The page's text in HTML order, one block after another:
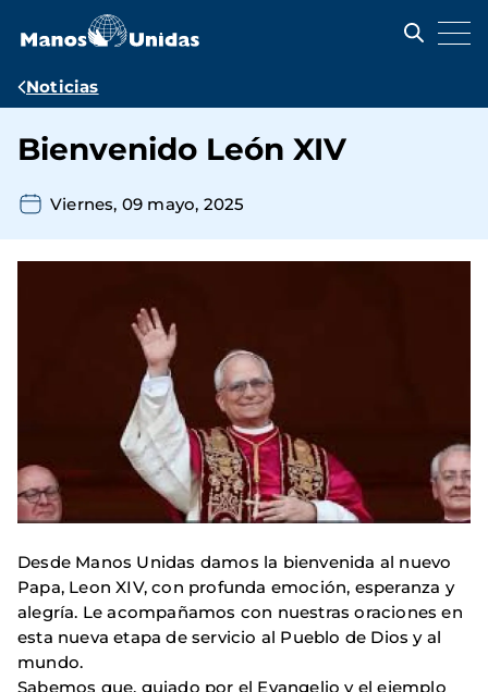
contenido
Ruta
navegación
Noticias
Bienvenido León XIV
Viernes, 09 mayo, 2025
Desde Manos Unidas damos la bienvenida al nuevo
Papa, Leon XIV, con profunda emoción, esperanza y
alegría. Le acompañamos con nuestras oraciones en
esta nueva etapa de servicio al Pueblo de Dios y al
mundo.
Sabemos que, guiado por el Evangelio y el ejemplo